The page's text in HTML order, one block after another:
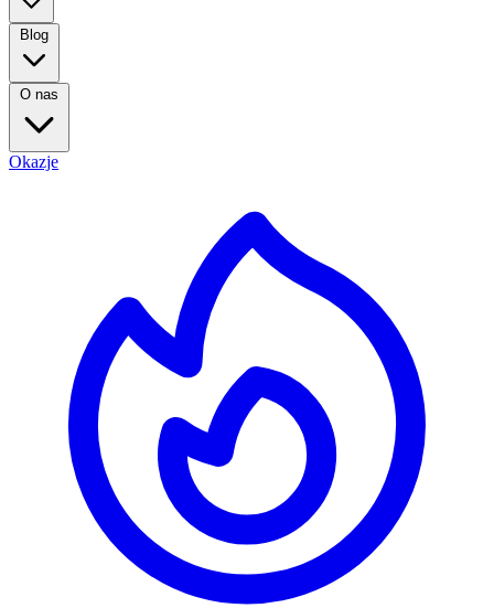
Blog
O nas
Okazje